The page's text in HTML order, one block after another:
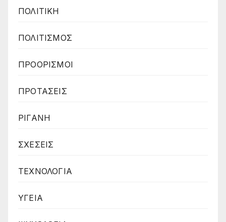
ΠΟΛΙΤΙΚΗ
ΠΟΛΙΤΙΣΜΟΣ
ΠΡΟΟΡΙΣΜΟΙ
ΠΡΟΤΑΣΕΙΣ
ΡΙΓΑΝΗ
ΣΧΕΣΕΙΣ
ΤΕΧΝΟΛΟΓΙΑ
ΥΓΕΙΑ